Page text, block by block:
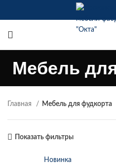
Мебель
Главная Мебель для фудкорта
Показать фильтры
Новинка